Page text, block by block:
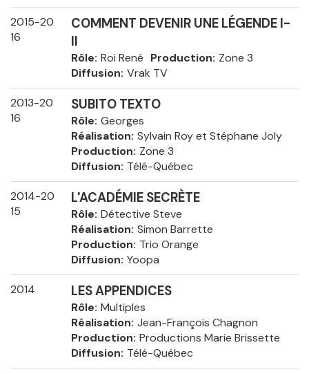
2015-20
16
COMMENT DEVENIR UNE LÉGENDE I-
II
Rôle Roi René Production Zone 3
Diffusion Vrak TV
2013-20
16
SUBITO TEXTO
Rôle Georges
Réalisation Sylvain Roy et Stéphane Joly
Production Zone 3
Diffusion Télé-Québec
2014-20
15
L'ACADÉMIE SECRÈTE
Rôle Détective Steve
Réalisation Simon Barrette
Production Trio Orange
Diffusion Yoopa
2014 LES APPENDICES
Rôle Multiples
Réalisation Jean-François Chagnon
Production Productions Marie Brissette
Diffusion Télé-Québec